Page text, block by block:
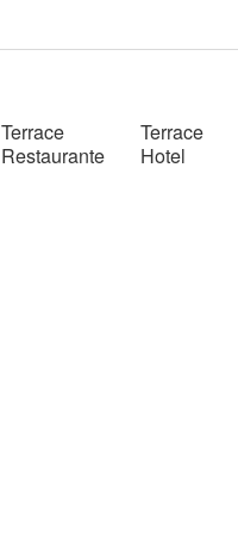
Terrace
Restaurante
Terrace
Hotel